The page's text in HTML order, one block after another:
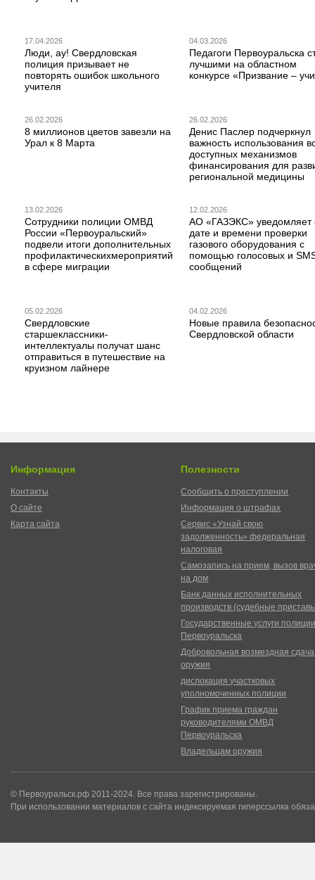
17.04.2026
Люди, ау! Свердловская
полиция призывает не
повторять ошибок школьного
учителя
04.03.2026
Педагоги Первоуральска
лучшими на областном
конкурсе «Призвание –
26.02.2026
8 миллионов цветов завезли на
Урал к 8 Марта
26.02.2026
Денис Паслер подчеркнул
важность использования
доступных механизмов
финансирования для
региональной медицины
13.02.2026
Сотрудники полиции ОМВД
России «Первоуральский»
подвели итоги дополнительных
профилактическихмероприятий
в сфере миграции
12.02.2026
АО «ГАЗЭКС» уведомляет
дате и времени проверки
газового оборудования с
помощью голосовых и
сообщений
05.02.2026
Свердловские
старшеклассники-
интеллектуалы получат шанс
отправиться в путешествие на
круизном лайнере
04.02.2026
Новые правила
Свердловской области
Информация
Контакты
О сайте
Карта сайта
Полезности
Сообщить о преступлении
Информация о штрафах
Сервис «Узнай свою
задолженность» федеральная
налоговая
Самозапись на прием, вызов
на дом
Банк данных исполнительных
производств (судебные
Государственные услуги
Первоуральска
Добровольная возмездная сдача
оружия
дислокация участковых
уполномоченных полиции
График приема граждан
руководителями ОМВД
Первоуральска
Владельцам оружия
© Первоуральск.рф 2011-2024. Все права зарегистрированы.
При использовании материалов с сайта индексируемая гиперссылка